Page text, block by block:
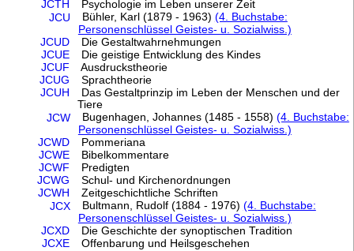
JCTH
Psychologie im Leben unserer Zeit
JCU Bühler, Karl (1879 - 1963) (4. Buchstabe:
Personenschlüssel Geistes- u. Sozialwiss.)
JCUD
Die Gestaltwahrnehmungen
JCUE
Die geistige Entwicklung des Kindes
JCUF
Ausdruckstheorie
JCUG
Sprachtheorie
JCUH
Das Gestaltprinzip im Leben der Menschen und der
Tiere
JCW Bugenhagen, Johannes (1485 - 1558) (4. Buchstabe:
Personenschlüssel Geistes- u. Sozialwiss.)
JCWD
Pommeriana
JCWE
Bibelkommentare
JCWF
Predigten
JCWG
Schul- und Kirchenordnungen
JCWH
Zeitgeschichtliche Schriften
JCX Bultmann, Rudolf (1884 - 1976) (4. Buchstabe:
Personenschlüssel Geistes- u. Sozialwiss.)
JCXD
Die Geschichte der synoptischen Tradition
JCXE
Offenbarung und Heilsgeschehen